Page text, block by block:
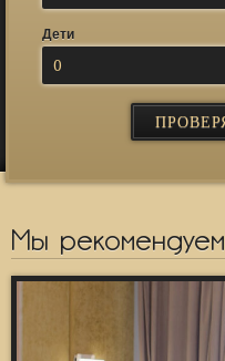
Дети
0
Мы рекомендуем